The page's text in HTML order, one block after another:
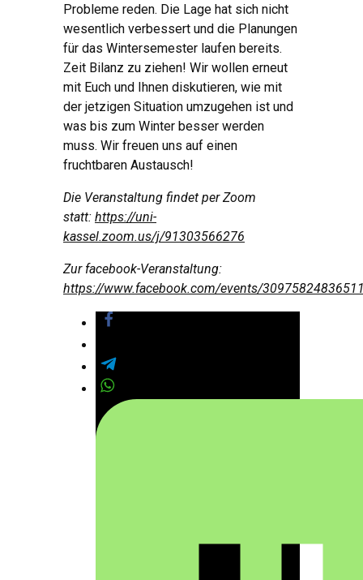
Probleme reden. Die Lage hat sich nicht
wesentlich verbessert und die Planungen
für das Wintersemester laufen bereits.
Zeit Bilanz zu ziehen! Wir wollen erneut
mit Euch und Ihnen diskutieren, wie mit
der jetzigen Situation umzugehen ist und
was bis zum Winter besser werden
muss. Wir freuen uns auf einen
fruchtbaren Austausch!
Die Veranstaltung findet per Zoom
statt: https://uni-
kassel.zoom.us/j/91303566276
Zur facebook-Veranstaltung:
https://www.facebook.com/events/